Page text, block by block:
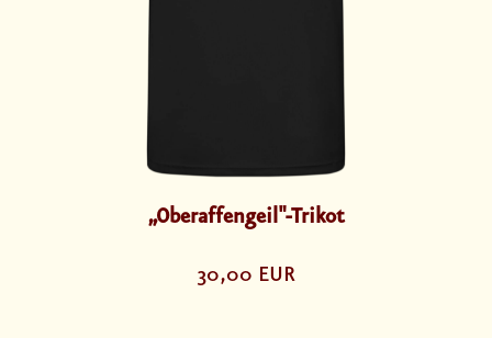
„Oberaffengeil"-Trikot
30,00 EUR